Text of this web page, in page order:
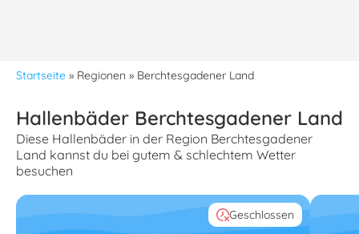
Startseite » Regionen » Berchtesgadener Land
Hallenbäder Berchtesgadener Land
Diese Hallenbäder in der Region Berchtesgadener
Land kannst du bei gutem & schlechtem Wetter
besuchen
Geschlossen